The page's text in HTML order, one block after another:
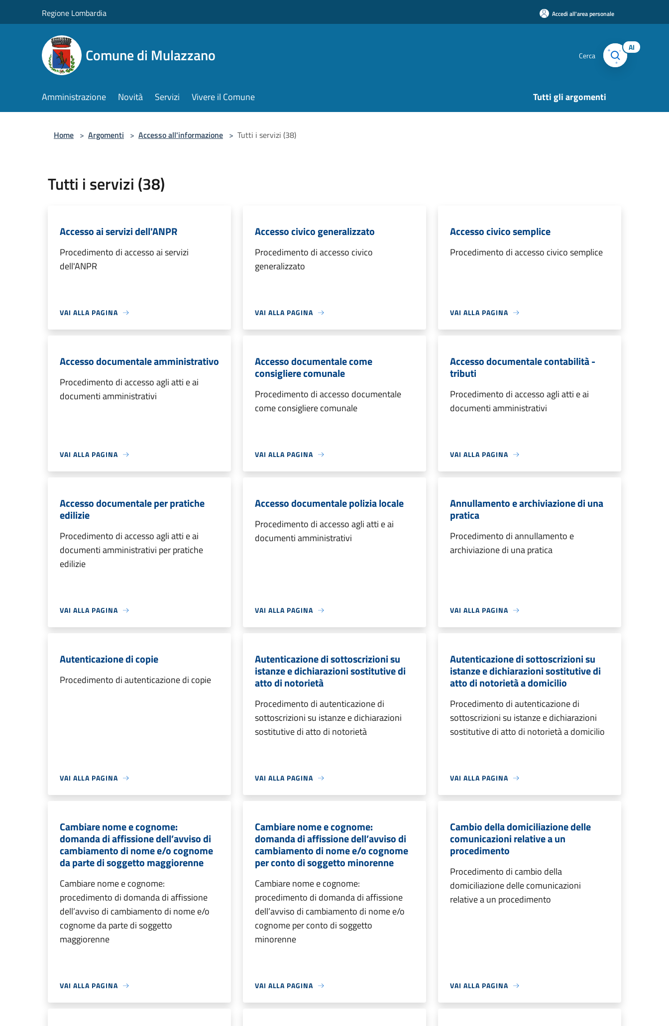
Regione Lombardia Accedi all'area personale
Comune di Mulazzano Cerca
AI
Amministrazione Novità Servizi Vivere il Comune Tutti gli argomenti
Home > Argomenti > Accesso all'informazione > Tutti i servizi (38)
Tutti i servizi (38)
Accesso ai servizi dell'ANPR
Procedimento di accesso ai servizi
dell'ANPR
VAI ALLA PAGINA
Accesso civico generalizzato
Procedimento di accesso civico
generalizzato
VAI ALLA PAGINA
Accesso civico semplice
Procedimento di accesso civico semplice
VAI ALLA PAGINA
Accesso documentale amministrativo
Procedimento di accesso agli atti e ai
documenti amministrativi
VAI ALLA PAGINA
Accesso documentale come
consigliere comunale
Procedimento di accesso documentale
come consigliere comunale
VAI ALLA PAGINA
Accesso documentale contabilità -
tributi
Procedimento di accesso agli atti e ai
documenti amministrativi
VAI ALLA PAGINA
Accesso documentale per pratiche
edilizie
Procedimento di accesso agli atti e ai
documenti amministrativi per pratiche
edilizie
VAI ALLA PAGINA
Accesso documentale polizia locale
Procedimento di accesso agli atti e ai
documenti amministrativi
VAI ALLA PAGINA
Annullamento e archiviazione di una
pratica
Procedimento di annullamento e
archiviazione di una pratica
VAI ALLA PAGINA
Autenticazione di copie
Procedimento di autenticazione di copie
VAI ALLA PAGINA
Autenticazione di sottoscrizioni su
istanze e dichiarazioni sostitutive di
atto di notorietà
Procedimento di autenticazione di
sottoscrizioni su istanze e dichiarazioni
sostitutive di atto di notorietà
VAI ALLA PAGINA
Autenticazione di sottoscrizioni su
istanze e dichiarazioni sostitutive di
atto di notorietà a domicilio
Procedimento di autenticazione di
sottoscrizioni su istanze e dichiarazioni
sostitutive di atto di notorietà a domicilio
VAI ALLA PAGINA
Cambiare nome e cognome:
domanda di affissione dell’avviso di
cambiamento di nome e/o cognome
da parte di soggetto maggiorenne
Cambiare nome e cognome:
procedimento di domanda di affissione
dell’avviso di cambiamento di nome e/o
cognome da parte di soggetto
maggiorenne
VAI ALLA PAGINA
Cambiare nome e cognome:
domanda di affissione dell’avviso di
cambiamento di nome e/o cognome
per conto di soggetto minorenne
Cambiare nome e cognome:
procedimento di domanda di affissione
dell’avviso di cambiamento di nome e/o
cognome per conto di soggetto
minorenne
VAI ALLA PAGINA
Cambio della domiciliazione delle
comunicazioni relative a un
procedimento
Procedimento di cambio della
domiciliazione delle comunicazioni
relative a un procedimento
VAI ALLA PAGINA